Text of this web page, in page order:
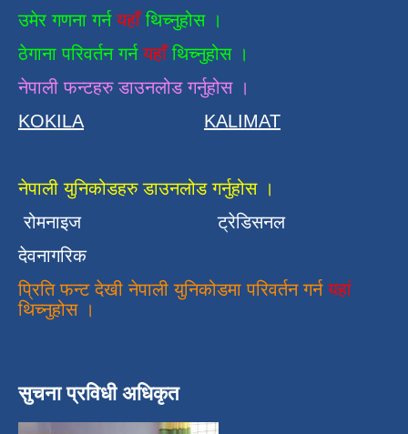
उमेर गणना गर्नयहाँथिच्नुहोस ।
ठेगाना परिवर्तन गर्नयहाँ थिच्नुहोस ।
नेपाली फन्टहरु डाउनलोड गर्नुहोस ।
KOKILA
KALIMAT
नेपाली युनिकोडहरु डाउनलोड गर्नुहोस ।
रोमनाइज
ट्रेडिसनल
देवनागरिक
प्रिति फन्ट देखी नेपाली युनिकोडमा परिवर्तन गर्न यहां
थिच्नुहोस ।
सुचना प्रविधी अधिकृत